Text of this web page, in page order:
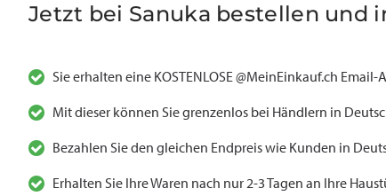
Jetzt bei Sanuka bestellen und
Sie erhalten eine KOSTENLOSE @MeinEinkauf.ch Email-
Mit dieser können Sie grenzenlos bei Händlern in
Bezahlen Sie den gleichen Endpreis wie Kunden in
Erhalten Sie Ihre Waren nach nur 2-3 Tagen an Ihre